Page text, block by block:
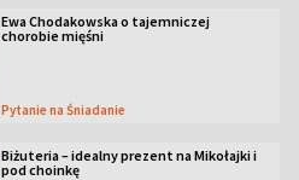
Ewa Chodakowska o tajemniczej
chorobie mięśni
Pytanie na Śniadanie
Biżuteria – idealny prezent na Mikołajki i
pod choinkę